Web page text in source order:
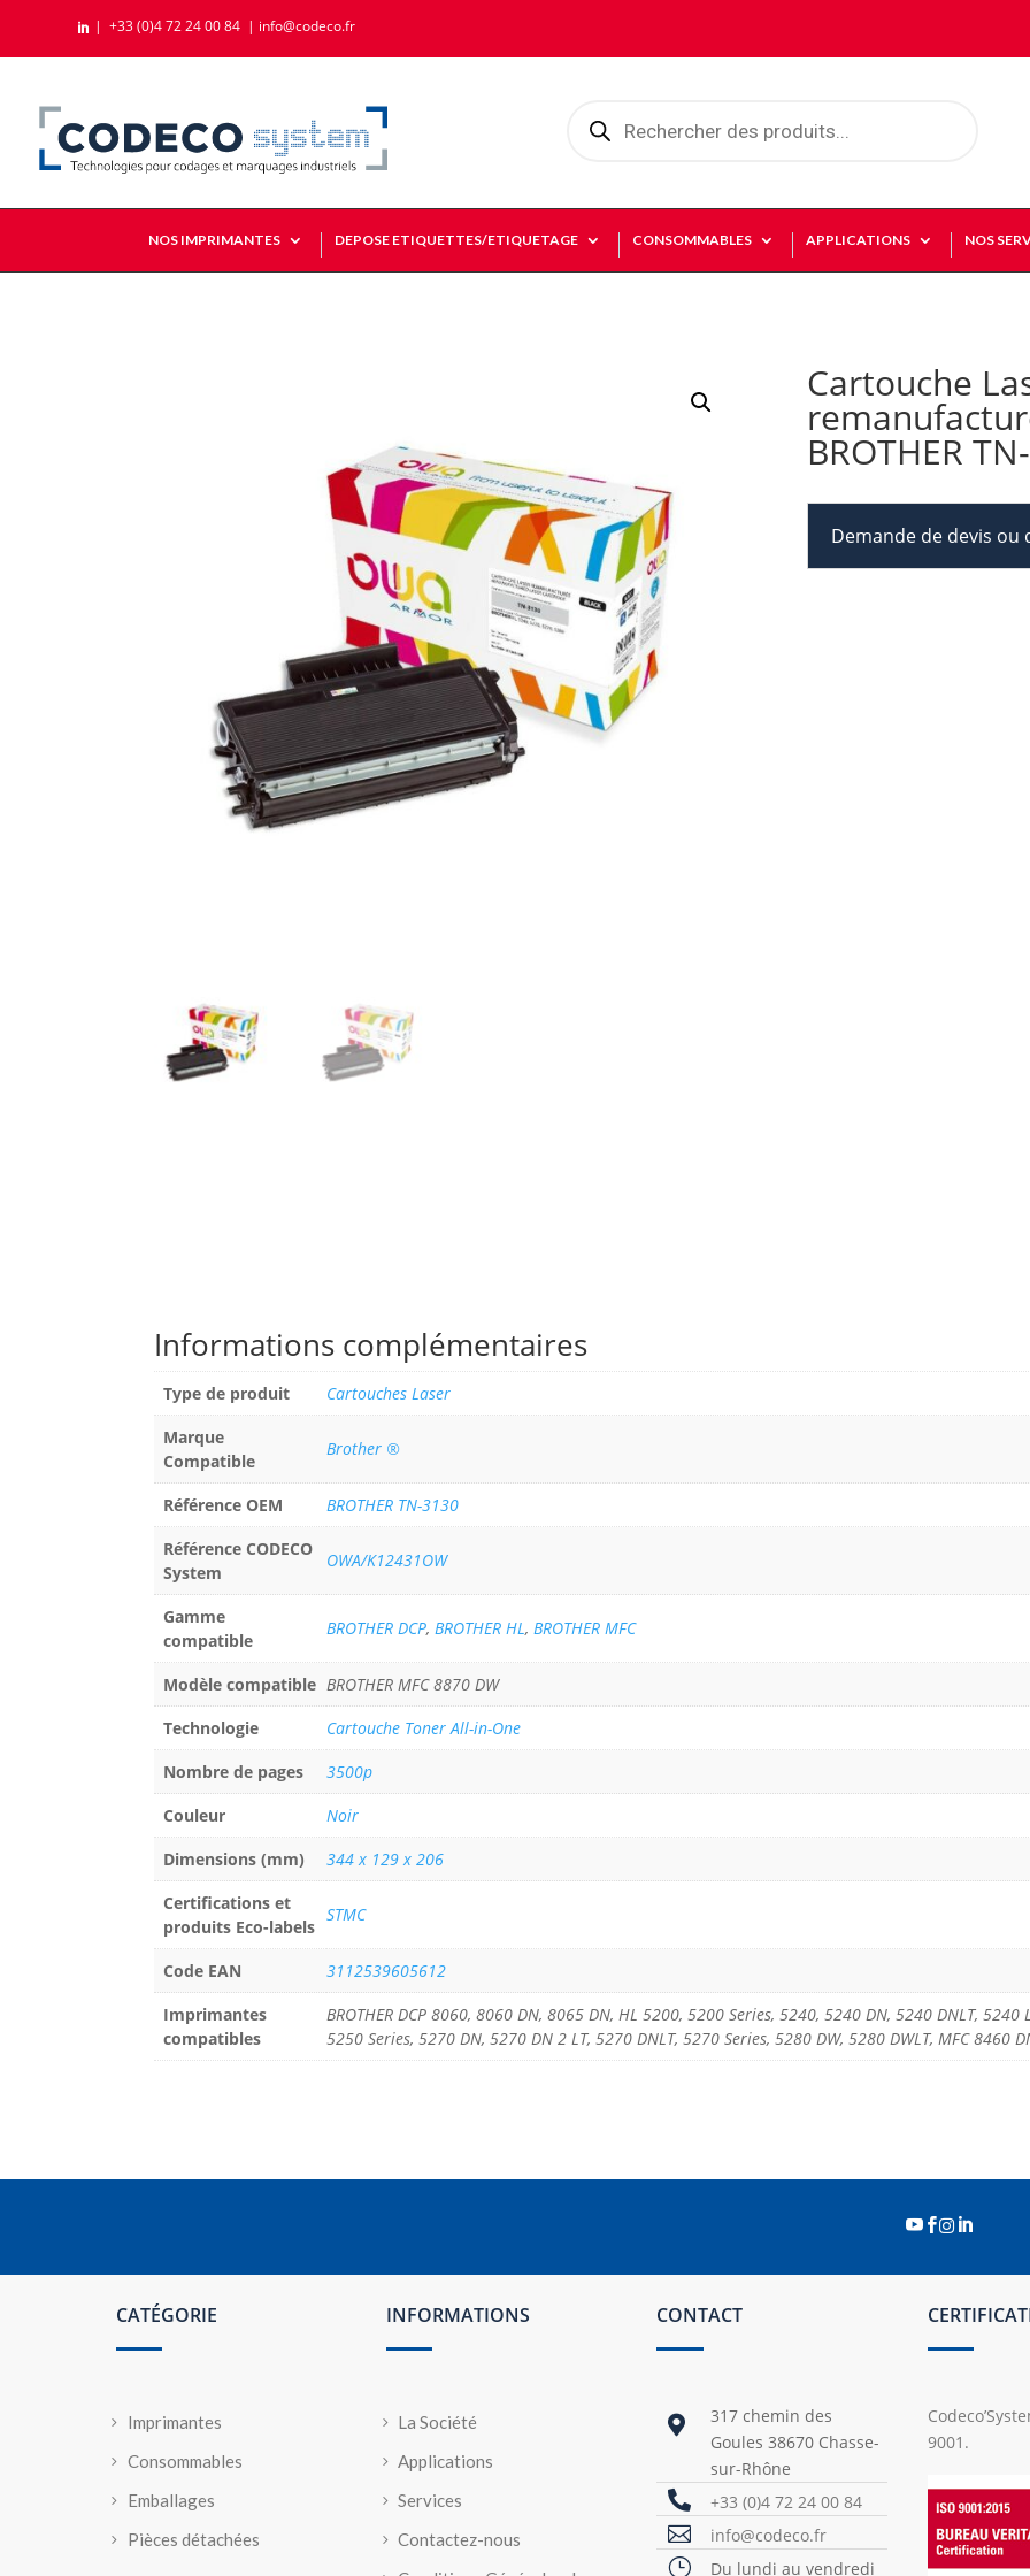
 | +33 (0)4 72 24 00 84 | info@codeco.fr
produits
NOS IMPRIMANTES DEPOSE ETIQUETTES/ETIQUETAGE CONSOMMABLES APPLICATIONS NOS
Cartouche
BROTHER
Demande de devis
Informations complémentaires
Type de produit
Cartouches Laser
Marque
Compatible
Brother ®
Référence OEM
BROTHER TN-3130
Référence CODECO
System
OWA/K12431OW
Gamme
compatible
BROTHER DCP,BROTHER HL,BROTHER MFC
Modèle compatible BROTHER MFC 8870 DW
Technologie
Cartouche Toner All-in-One
Nombre de pages
3500p
Couleur
Noir
Dimensions (mm)
344 x 129 x 206
Certifications et
produits Eco-labels
STMC
Code EAN
3112539605612
Imprimantes
compatibles
BROTHER DCP 8060, 8060 DN, 8065 DN, HL 5200, 5200 Series, 5240, 5240 DN, 5240 DNLT,
5250 Series, 5270 DN, 5270 DN 2 LT, 5270 DNLT, 5270 Series, 5280 DW, 5280 DWLT, MFC 8460
 
CATÉGORIE
Imprimantes
Consommables
Emballages
Pièces détachées
INFORMATIONS
La Société
Applications
Services
Contactez-nous
CONTACT

317 chemin des
Goules 38670 Chasse-
sur-Rhône
 +33 (0)4 72 24 00 84
 info@codeco.fr
} Du lundi au vendredi
9001.